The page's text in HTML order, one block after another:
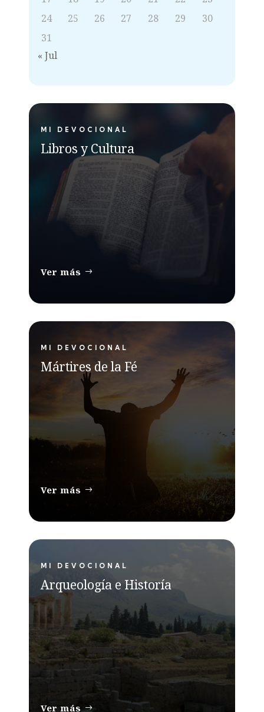
24
25 26 27 28 29
30
31
« Jul
MI DEVOCIONAL
Libros y Cultura
Ver más
MI DEVOCIONAL
Mártires de la Fé
Ver más
MI DEVOCIONAL
Arqueología e Historía
Ver más